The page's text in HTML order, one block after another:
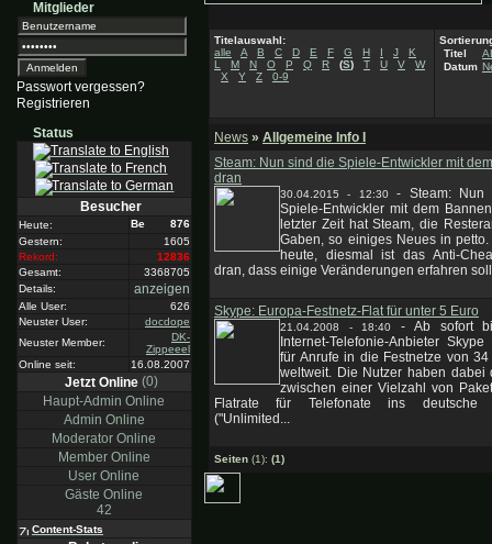
Mitglieder
Passwort vergessen?
Registrieren
Status
Besucher
Heute:
876
Gestern:
1605
Rekord:
12836
Gesamt:
3368705
Details:
anzeigen
Alle User:
626
Neuster User:
docdope
Neuster Member:
DK-
Zippeeel
Online seit:
16.08.2007
Jetzt Online (0)
Haupt-Admin Online
Admin Online
Moderator Online
Member Online
User Online
Gäste Online
42
Content-Stats
Titelauswahl:
alle
A B C D E F G H I J
K
L
M N O P Q R (S) T U V
W
X
Y Z 0-9
Titel
Datum
News » Allgemeine Info I
Steam: Nun sind die Spiele-Entwickler mit
dran
30.04.2015 - 12:30- Steam:
Spiele-Entwickler mit dem
letzter Zeit hat Steam, die
Gaben, so einiges Neues in
heute, diesmal ist das Anti-
dran, dass einige Veränderungen erfahren
Skype: Europa-Festnetz-Flat für unter 5 Euro
21.04.2008 - 18:40 - Ab sofort
Internet-Telefonie-Anbieter Skype
für Anrufe in die Festnetze von
weltweit. Die Nutzer haben dabei
zwischen einer Vielzahl von
Flatrate für Telefonate ins deutsche
("Unlimited...
Seiten (1): (1)